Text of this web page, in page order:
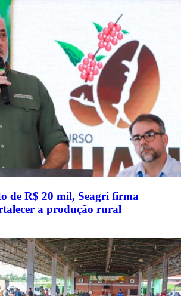
de R$ 20 mil, Seagri firma
a produção rural